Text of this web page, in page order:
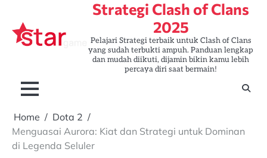
content
Strategi Clash of Clans
2025
Pelajari Strategi terbaik untuk Clash of Clans
yang sudah terbukti ampuh. Panduan lengkap
dan mudah diikuti, dijamin bikin kamu lebih
percaya diri saat bermain!
Home
Dota 2
Menguasai Aurora: Kiat dan Strategi untuk Dominan
di Legenda Seluler